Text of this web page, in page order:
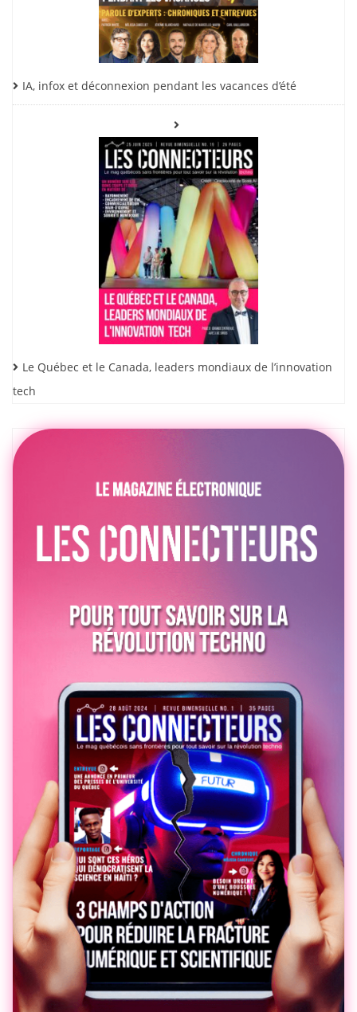
IA, infox et déconnexion pendant les vacances d’été
Le Québec et le Canada, leaders mondiaux de l’innovation
tech